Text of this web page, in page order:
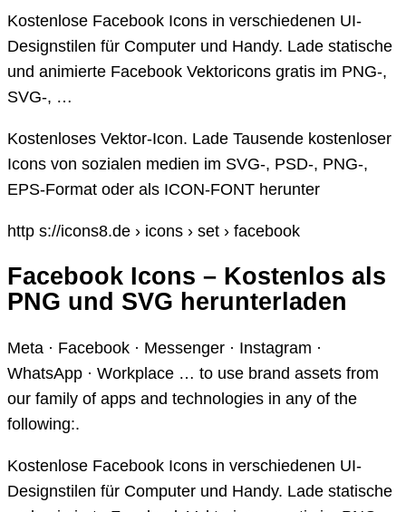
Kostenlose Facebook Icons in verschiedenen UI-
Designstilen für Computer und Handy. Lade statische
und animierte Facebook Vektoricons gratis im PNG-,
SVG-, …
Kostenloses Vektor-Icon. Lade Tausende kostenloser
Icons von sozialen medien im SVG-, PSD-, PNG-,
EPS-Format oder als ICON-FONT herunter
http s://icons8.de › icons › set › facebook
Facebook Icons – Kostenlos als
PNG und SVG herunterladen
Meta · Facebook · Messenger · Instagram ·
WhatsApp · Workplace … to use brand assets from
our family of apps and technologies in any of the
following:.
Kostenlose Facebook Icons in verschiedenen UI-
Designstilen für Computer und Handy. Lade statische